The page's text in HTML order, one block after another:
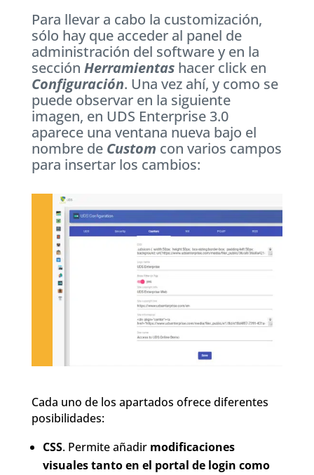
Para llevar a cabo la customización,
sólo hay que acceder al panel de
administración del software y en la
sección Herramientashacer click en
Configuración. Una vez ahí, y como se
puede observar en la siguiente
imagen, en UDS Enterprise 3.0
aparece una ventana nueva bajo el
nombre de Custom con varios campos
para insertar los cambios:
Cada uno de los apartados ofrece diferentes
posibilidades:
CSS. Permite añadir modificaciones
visuales tanto en el portal de login como